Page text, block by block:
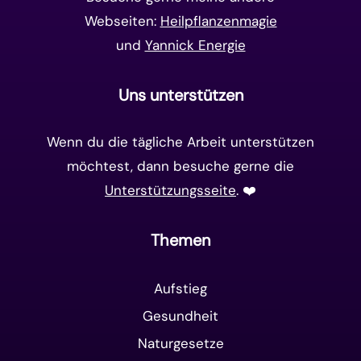
Webseiten: Heilpflanzenmagie
und Yannick Energie
Uns unterstützen
Wenn du die tägliche Arbeit unterstützen
möchtest, dann besuche gerne die
Unterstützungsseite. ❤️️
Themen
Aufstieg
Gesundheit
Naturgesetze